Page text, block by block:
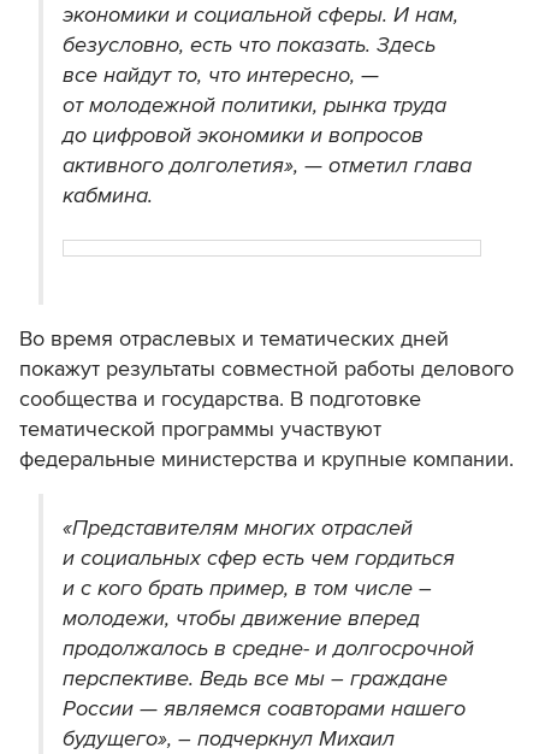
экономики и социальной сферы. И нам,
безусловно, есть что показать. Здесь
все найдут то, что интересно, —
от молодежной политики, рынка труда
до цифровой экономики и вопросов
активного долголетия», — отметил глава
кабмина.
Во время отраслевых и тематических дней
покажут результаты совместной работы делового
сообщества и государства. В подготовке
тематической программы участвуют
федеральные министерства и крупные компании.
«Представителям многих отраслей
и социальных сфер есть чем гордиться
и с кого брать пример, в том числе –
молодежи, чтобы движение вперед
продолжалось в средне- и долгосрочной
перспективе. Ведь все мы – граждане
России — являемся соавторами нашего
будущего», – подчеркнул Михаил